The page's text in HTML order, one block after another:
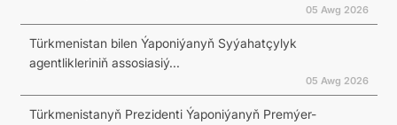
05 Awg 2026
Türkmenistan bilen Ýaponiýanyň Syýahatçylyk
agentlikleriniň assosiasiý...
05 Awg 2026
Türkmenistanyň Prezidenti Ýaponiýanyň Premýer-